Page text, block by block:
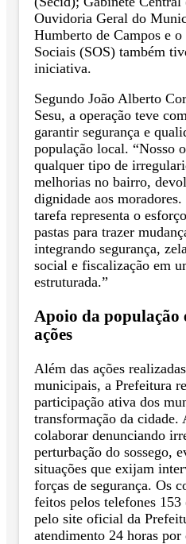
Ouvidoria Geral do
Humberto de Campos e
Sociais (SOS) também
iniciativa.
Segundo João Alberto
Sesu, a operação teve
garantir segurança e
população local. “Nosso
qualquer tipo de
melhorias no bairro,
dignidade aos
tarefa representa o
pastas para trazer
integrando segurança,
social e fiscalização em
estruturada.”
Apoio da população
ações
Além das ações
municipais, a Prefeitura
participação ativa dos
transformação da cidade.
colaborar denunciando
perturbação do sossego,
situações que exijam
forças de segurança. Os
feitos pelos telefones
pelo site oficial da
atendimento 24 horas por